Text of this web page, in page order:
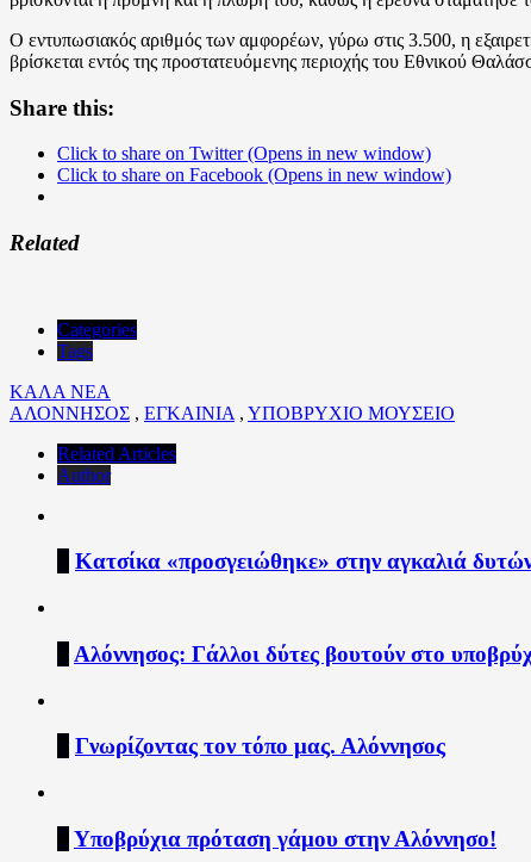
Ο εντυπωσιακός αριθμός των αμφορέων, γύρω στις 3.500, η
βρίσκεται εντός της προστατευόμενης περιοχής του Εθνικού
Share this:
Click to share on Twitter (Opens in new window)
Click to share on Facebook (Opens in new window)
Related
Categories
Tags
ΚΑΛΑ ΝΕΑ
ΑΛΟΝΝΗΣΟΣ , ΕΓΚΑΙΝΙΑ , ΥΠΟΒΡΥΧΙΟ ΜΟΥΣΕΙΟ
Related Articles
Author
Κατσίκα «προσγειώθηκε» στην αγκαλιά
Αλόννησος: Γάλλοι δύτες βουτούν στο
Γνωρίζοντας τον τόπο μας. Αλόννησος
Υποβρύχια πρόταση γάμου στην Αλόννησο!